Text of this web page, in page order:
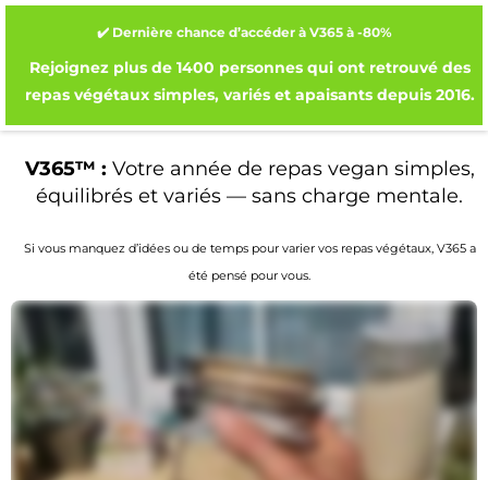
✔️ Dernière chance d’accéder à V365 à -80%
Rejoignez plus de 1400 personnes qui ont retrouvé des
repas végétaux simples, variés et apaisants depuis 2016.
V365™ : Votre année de repas vegan simples,
équilibrés et variés — sans charge mentale.
Si vous manquez d’idées ou de temps pour varier vos repas végétaux, V365 a
été pensé pour vous.